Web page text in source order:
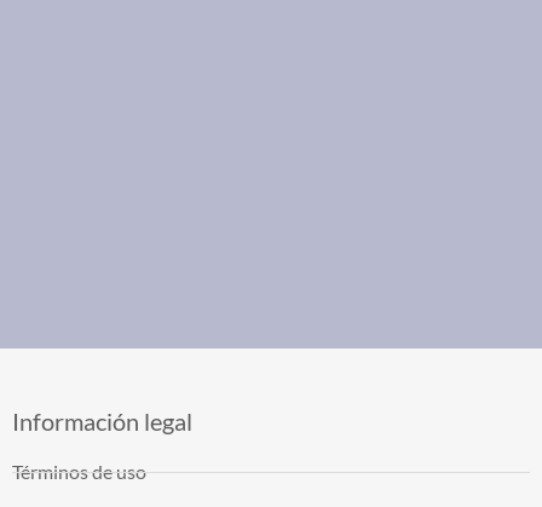
Información legal
Términos de uso